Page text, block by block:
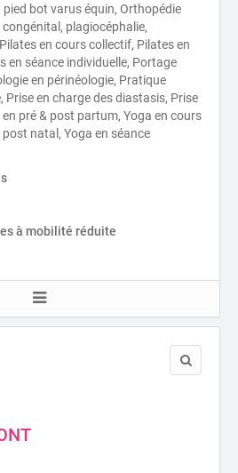
bot varus équin, Orthopédie
plagiocéphalie,
en cours collectif, Pilates en
en séance individuelle, Portage
en périnéologie, Pratique
Prise en charge des diastasis, Prise
pré & post partum, Yoga en cours
natal, Yoga en séance
à mobilité réduite